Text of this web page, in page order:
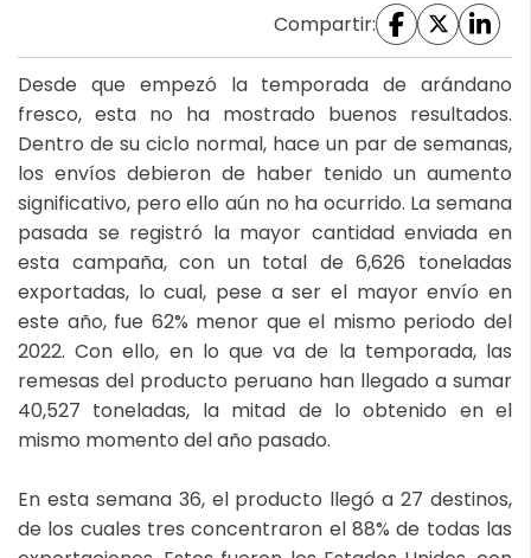
Compartir:
Desde que empezó la temporada de arándano
fresco, esta no ha mostrado buenos resultados.
Dentro de su ciclo normal, hace un par de semanas,
los envíos debieron de haber tenido un aumento
significativo, pero ello aún no ha ocurrido. La semana
pasada se registró la mayor cantidad enviada en
esta campaña, con un total de 6,626 toneladas
exportadas, lo cual, pese a ser el mayor envío en
este año, fue 62% menor que el mismo periodo del
2022. Con ello, en lo que va de la temporada, las
remesas del producto peruano han llegado a sumar
40,527 toneladas, la mitad de lo obtenido en el
mismo momento del año pasado.
En esta semana 36, el producto llegó a 27 destinos,
de los cuales tres concentraron el 88% de todas las